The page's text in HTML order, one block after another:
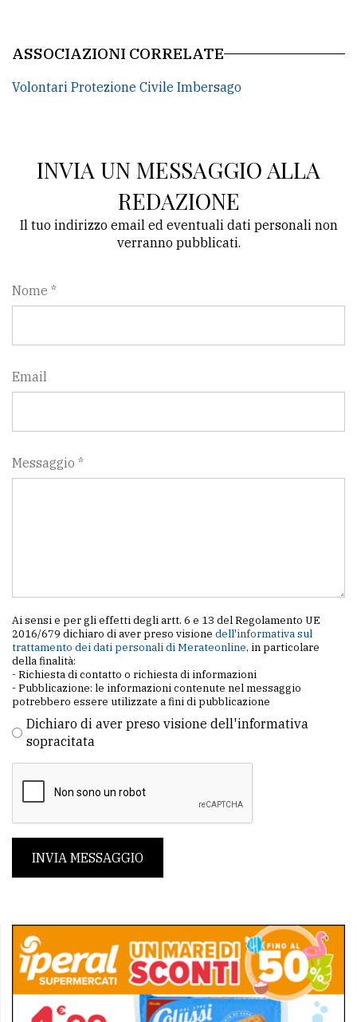
ASSOCIAZIONI CORRELATE
Volontari Protezione Civile Imbersago
INVIA UN MESSAGGIO ALLA
REDAZIONE
Il tuo indirizzo email ed eventuali dati personali non
verranno pubblicati.
Nome *
Email
Messaggio *
Ai sensi e per gli effetti degli artt. 6 e 13 del Regolamento UE
2016/679 dichiaro di aver preso visione dell'informativa sul
trattamento dei dati personali di Merateonline, in particolare
della finalità:
- Richiesta di contatto o richiesta di informazioni
- Pubblicazione: le informazioni contenute nel messaggio
potrebbero essere utilizzate a fini di pubblicazione
Dichiaro di aver preso visione dell'informativa
sopracitata
INVIA MESSAGGIO